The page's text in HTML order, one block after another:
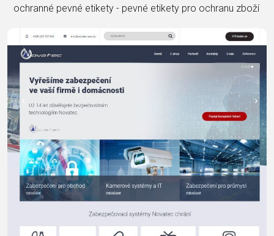
ochranné pevné etikety - pevné etikety pro ochranu zboží